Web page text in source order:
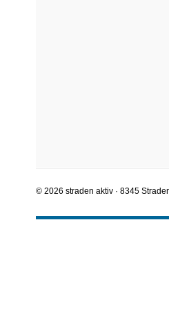
© 2026 straden aktiv · 8345